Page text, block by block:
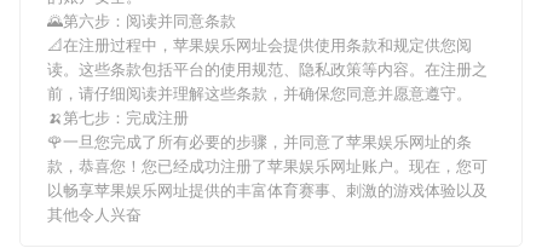
🌄第六步：阅读并同意条款
📐在注册过程中， 苹果娱乐网址会提供使用条款和规定供您阅
读。这些条款包括平台的使用规范、隐私政策等内容。在注册之
前，请仔细阅读并理解这些条款，并确保您同意并愿意遵守。
🍌第七步：完成注册
🌹一旦您完成了所有必要的步骤，并同意了苹果娱乐网址的条
款，恭喜您！您已经成功注册了苹果娱乐网址账户。现在，您可
以畅享苹果娱乐网址提供的丰富体育赛事、刺激的游戏体验以及
其他令人兴奋